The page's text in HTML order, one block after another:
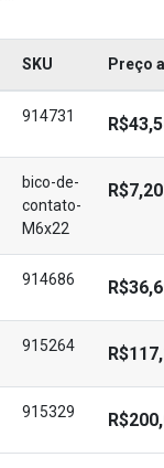
SKU Preço
914731
bico-de-
contato-
M6x22
R$7,20
914686
915264
915329